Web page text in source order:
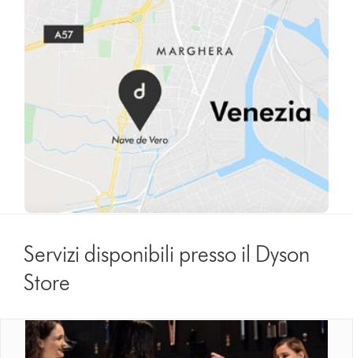
Servizi disponibili presso il Dyson
Store